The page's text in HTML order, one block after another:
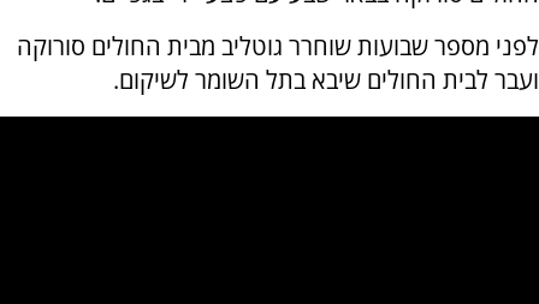
לפני מספר שבועות שוחרר גוטליב מבית החולים סורוקה
ועבר לבית החולים שיבא בתל השומר לשיקום.